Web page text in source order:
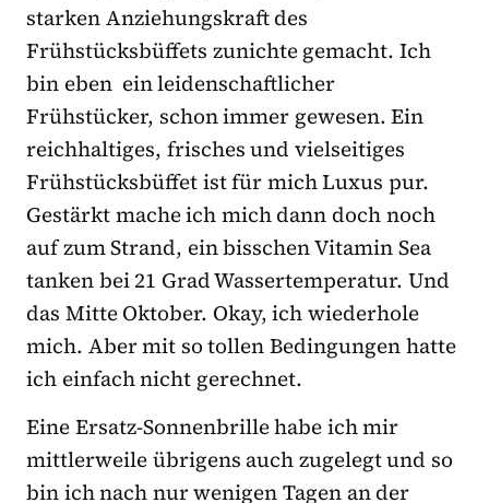
starken Anziehungskraft des
Frühstücksbüffets zunichte gemacht. Ich
bin eben ein leidenschaftlicher
Frühstücker, schon immer gewesen. Ein
reichhaltiges, frisches und vielseitiges
Frühstücksbüffet ist für mich Luxus pur.
Gestärkt mache ich mich dann doch noch
auf zum Strand, ein bisschen Vitamin Sea
tanken bei 21 Grad Wassertemperatur. Und
das Mitte Oktober. Okay, ich wiederhole
mich. Aber mit so tollen Bedingungen hatte
ich einfach nicht gerechnet.
Eine Ersatz-Sonnenbrille habe ich mir
mittlerweile übrigens auch zugelegt und so
bin ich nach nur wenigen Tagen an der